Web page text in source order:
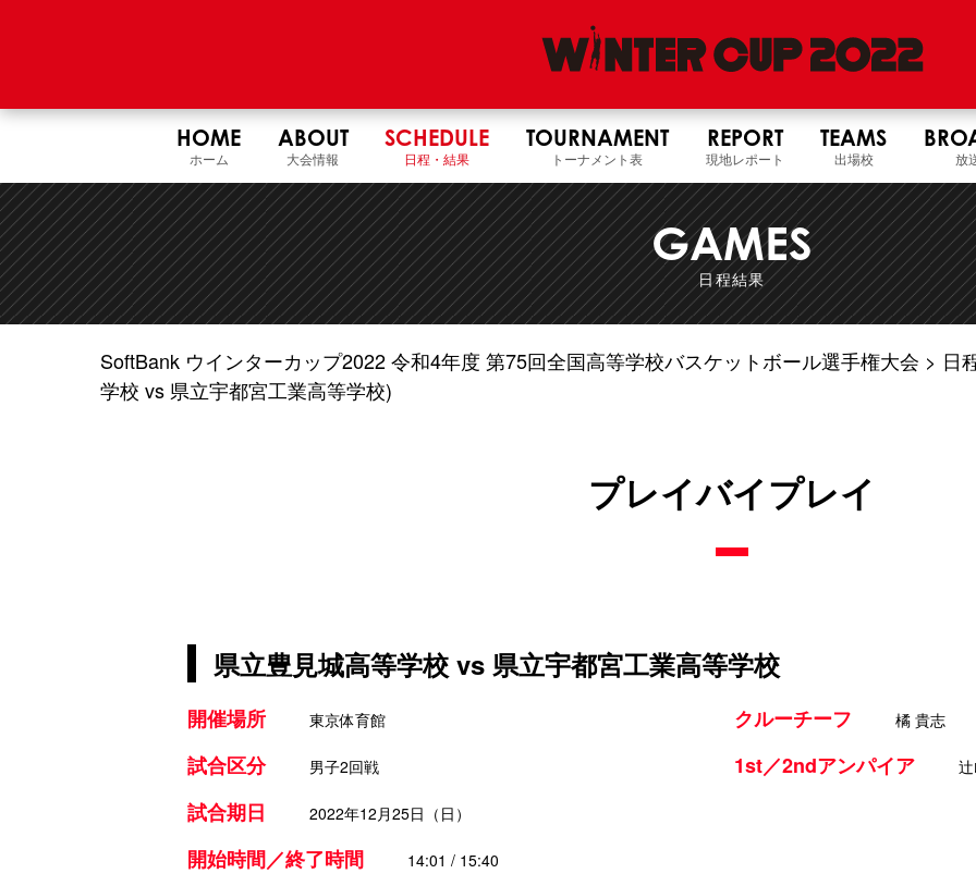
HOME
ホーム
ABOUT
大会情報
SCHEDULE
日程・結果
TOURNAMENT
トーナメント表
REPORT
現地レポート
TEAMS
出場校 放
GAMES
日程結果
SoftBank ウインターカップ2022 令和4年度 第75回全国高等学校バスケットボール選手権大会 日
学校 vs 県立宇都宮工業高等学校)
プレイバイプレイ
県立豊見城高等学校 vs 県立宇都宮工業高等学校
開催場所 東京体育館
試合区分 男子2回戦
試合期日 2022年12月25日（日）
開始時間／終了時間 14:01 / 15:40
クルーチーフ 橘 貴志
1st／2ndアンパイア